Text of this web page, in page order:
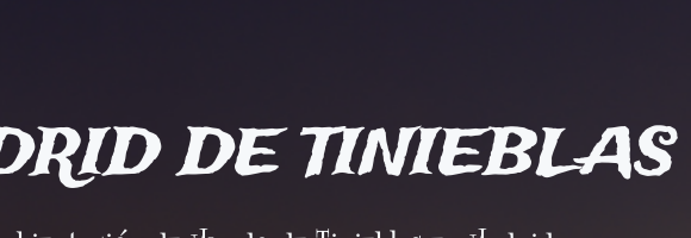
DE TINIEBLAS